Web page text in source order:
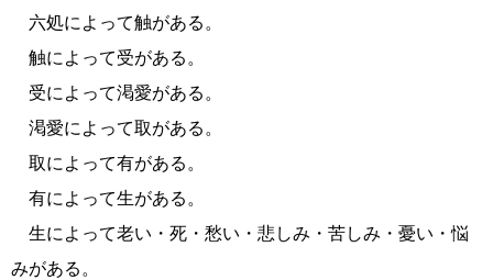
六処によって触がある。
触によって受がある。
受によって渇愛がある。
渇愛によって取がある。
取によって有がある。
有によって生がある。
生によって老い・死・愁い・悲しみ・苦しみ・憂い・悩
みがある。